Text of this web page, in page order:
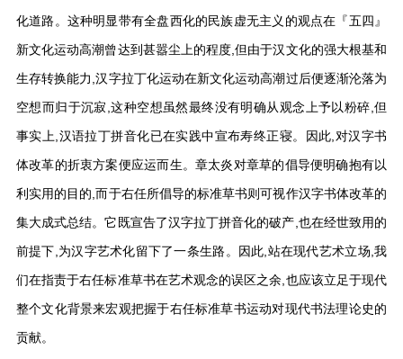
化道路。这种明显带有全盘西化的民族虚无主义的观点在『五四』
新文化运动高潮曾达到甚嚣尘上的程度,但由于汉文化的强大根基和
生存转换能力,汉字拉丁化运动在新文化运动高潮过后便逐渐沦落为
空想而归于沉寂,这种空想虽然最终没有明确从观念上予以粉碎,但
事实上,汉语拉丁拼音化已在实践中宣布寿终正寝。因此,对汉字书
体改革的折衷方案便应运而生。章太炎对章草的倡导便明确抱有以
利实用的目的,而于右任所倡导的标准草书则可视作汉字书体改革的
集大成式总结。它既宣告了汉字拉丁拼音化的破产,也在经世致用的
前提下,为汉字艺术化留下了一条生路。因此,站在现代艺术立场,我
们在指责于右任标准草书在艺术观念的误区之余,也应该立足于现代
整个文化背景来宏观把握于右任标准草书运动对现代书法理论史的
贡献。